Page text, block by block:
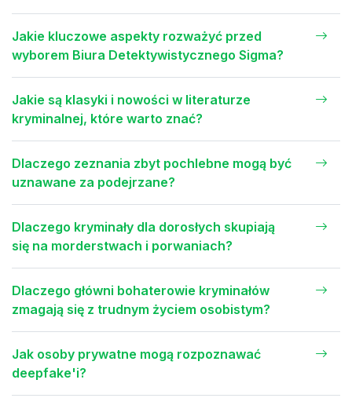
Jakie kluczowe aspekty rozważyć przed
wyborem Biura Detektywistycznego Sigma?
Jakie są klasyki i nowości w literaturze
kryminalnej, które warto znać?
Dlaczego zeznania zbyt pochlebne mogą być
uznawane za podejrzane?
Dlaczego kryminały dla dorosłych skupiają
się na morderstwach i porwaniach?
Dlaczego główni bohaterowie kryminałów
zmagają się z trudnym życiem osobistym?
Jak osoby prywatne mogą rozpoznawać
deepfake'i?